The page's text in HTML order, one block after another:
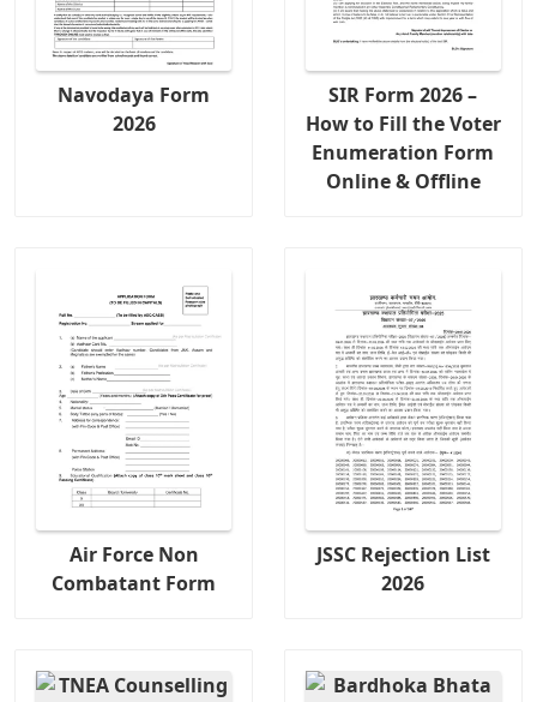
Navodaya Form
2026
SIR Form 2026 –
How to Fill the Voter
Enumeration Form
Online & Offline
Air Force Non
Combatant Form
JSSC Rejection List
2026